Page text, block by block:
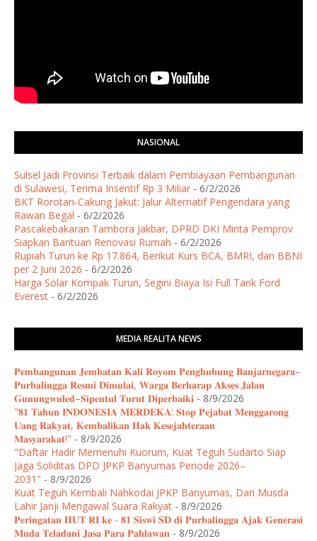
NASIONAL
Sulsel Jadi Provinsi Terbaik dalam Pembiayaan Pembangunan
di Sulawesi, Terima Insentif Rp 3 Miliar - 6/2/2026
BKT Rorotan-Cakung Jakut: Jalur Alternatif Pengendara yang
Rawan Begal - 6/2/2026
Pascakebakaran Tambora Jakbar, DPRD DKI Minta Pemprov
Siapkan Bantuan Renovasi Rumah - 6/2/2026
Rupiah Turun ke Rp 17.864, Berikut Kurs BCA, BMRI, dan BBNI
per 2 Juni 2026 - 6/2/2026
Harga Solar Kompak Turun, Segini Biaya Isi Full Tank Ford
Everest - 6/2/2026
MEDIA REALITA NEWS
𝐏𝐞𝐦𝐛𝐚𝐧𝐠𝐮𝐧𝐚𝐧 𝐉𝐞𝐦𝐛𝐚𝐭𝐚𝐧 𝐊𝐚𝐥𝐢 𝐑𝐨𝐲𝐨𝐦 𝐏𝐞𝐧𝐠𝐡𝐮𝐛𝐮𝐧𝐠 𝐁𝐚𝐧𝐣𝐚𝐫𝐧𝐞𝐠𝐚𝐫𝐚–
𝐏𝐮𝐫𝐛𝐚𝐥𝐢𝐧𝐠𝐠𝐚 𝐑𝐞𝐬𝐦𝐢 𝐃𝐢𝐦𝐮𝐥𝐚𝐢, 𝐖𝐚𝐫𝐠𝐚 𝐁𝐞𝐫𝐡𝐚𝐫𝐚𝐩 𝐀𝐤𝐬𝐞𝐬 𝐉𝐚𝐥𝐚𝐧
𝐆𝐮𝐧𝐮𝐧𝐠𝐰𝐮𝐥𝐞𝐝–𝐒𝐢𝐩𝐞𝐧𝐭𝐮𝐥 𝐓𝐮𝐫𝐮𝐭 𝐃𝐢𝐩𝐞𝐫𝐛𝐚𝐢𝐤𝐢 - 8/9/2026
"𝟖𝟏 𝐓𝐚𝐡𝐮𝐧 𝐈𝐍𝐃𝐎𝐍𝐄𝐒𝐈𝐀 𝐌𝐄𝐑𝐃𝐄𝐊𝐀: 𝐒𝐭𝐨𝐩 𝐏𝐞𝐣𝐚𝐛𝐚𝐭 𝐌𝐞𝐧𝐠𝐠𝐚𝐫𝐨𝐧𝐠
𝐔𝐚𝐧𝐠 𝐑𝐚𝐤𝐲𝐚𝐭, 𝐊𝐞𝐦𝐛𝐚𝐥𝐢𝐤𝐚𝐧 𝐇𝐚𝐤 𝐊𝐞𝐬𝐞𝐣𝐚𝐡𝐭𝐞𝐫𝐚𝐚𝐧
𝐌𝐚𝐬𝐲𝐚𝐫𝐚𝐤𝐚𝐭!" - 8/9/2026
"Daftar Hadir Memenuhi Kuorum, Kuat Teguh Sudarto Siap
Jaga Soliditas DPD JPKP Banyumas Periode 2026–
2031" - 8/9/2026
Kuat Teguh Kembali Nahkodai JPKP Banyumas, Dari Musda
Lahir Janji Mengawal Suara Rakyat - 8/9/2026
𝐏𝐞𝐫𝐢𝐧𝐠𝐚𝐭𝐚𝐧 𝐇𝐔𝐓 𝐑𝐈 𝐤𝐞 - 𝟖𝟏 𝐒𝐢𝐬𝐰𝐢 𝐒𝐃 𝐝𝐢 𝐏𝐮𝐫𝐛𝐚𝐥𝐢𝐧𝐠𝐠𝐚 𝐀𝐣𝐚𝐤 𝐆𝐞𝐧𝐞𝐫𝐚𝐬𝐢
𝐌𝐮𝐝𝐚 𝐓𝐞𝐥𝐚𝐝𝐚𝐧𝐢 𝐉𝐚𝐬𝐚 𝐏𝐚𝐫𝐚 𝐏𝐚𝐡𝐥𝐚𝐰𝐚𝐧 - 8/9/2026